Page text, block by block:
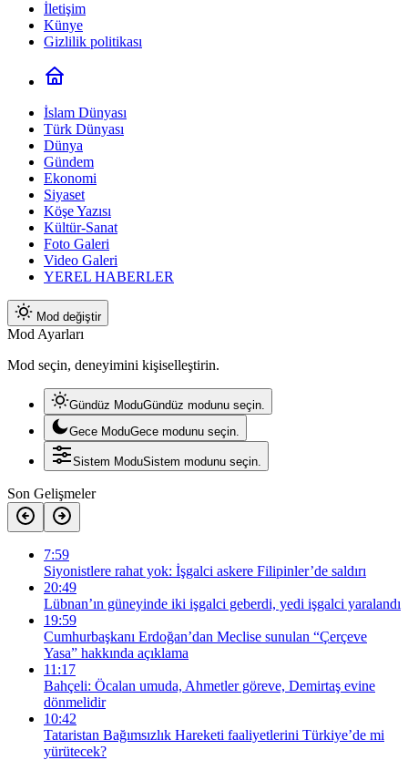
İletişim
Künye
Gizlilik politikası
İslam Dünyası
Türk Dünyası
Dünya
Gündem
Ekonomi
Siyaset
Köşe Yazısı
Kültür-Sanat
Foto Galeri
Video Galeri
YEREL HABERLER
Mod değiştir
Mod Ayarları
Mod seçin, deneyimini kişiselleştirin.
Gündüz ModuGündüz modunu seçin.
Gece ModuGece modunu seçin.
Sistem ModuSistem modunu seçin.
Son Gelişmeler
7:59
Siyonistlere rahat yok: İşgalci askere Filipinler’de saldırı
20:49
Lübnan’ın güneyinde iki işgalci geberdi, yedi işgalci yaralandı
19:59
Cumhurbaşkanı Erdoğan’dan Meclise sunulan “Çerçeve
Yasa” hakkında açıklama
11:17
Bahçeli: Öcalan umuda, Ahmetler göreve, Demirtaş evine
dönmelidir
10:42
Tataristan Bağımsızlık Hareketi faaliyetlerini Türkiye’de mi
yürütecek?